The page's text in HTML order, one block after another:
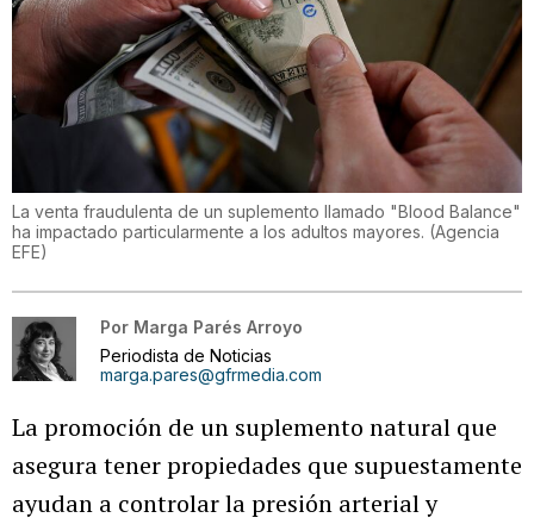
La venta fraudulenta de un suplemento llamado "Blood Balance"
ha impactado particularmente a los adultos mayores. (Agencia
EFE)
Por Marga Parés Arroyo
Periodista de Noticias
marga.pares@gfrmedia.com
La promoción de un suplemento natural que
asegura tener propiedades que supuestamente
ayudan a controlar la presión arterial y